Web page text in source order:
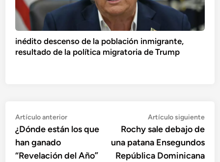
inédito descenso de la población inmigrante,
resultado de la política migratoria de Trump
Navegación
de
entradas
Artículo anteriorArtículo
anterior:
¿Dónde están los que
han ganado
“Revelación del Año”
Artículo siguiente
Rochy sale debajo de
una patana Ensegundos
República Dominicana